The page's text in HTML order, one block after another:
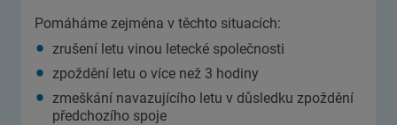
Pomáháme zejména v těchto situacích:
zrušení letu vinou letecké společnosti
zpoždění letu o více než 3 hodiny
zmeškání navazujícího letu v důsledku zpoždění
předchozího spoje